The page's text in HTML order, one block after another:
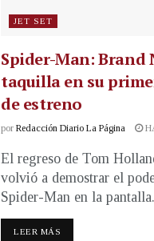
JET SET
Spider-Man: Brand
taquilla en su
de estreno
por Redacción Diario La Página
El regreso de Tom
volvió a demostrar el
Spider-Man en la
LEER MÁS